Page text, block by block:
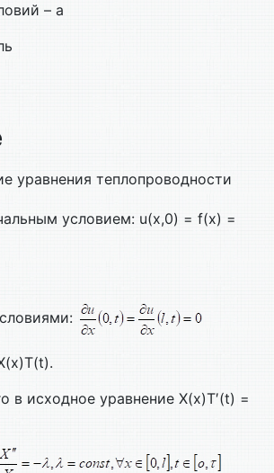
– а
уравнения теплопроводности
условием: u(x,0) = f(x) =
в исходное уравнение X(x)T′(t) =